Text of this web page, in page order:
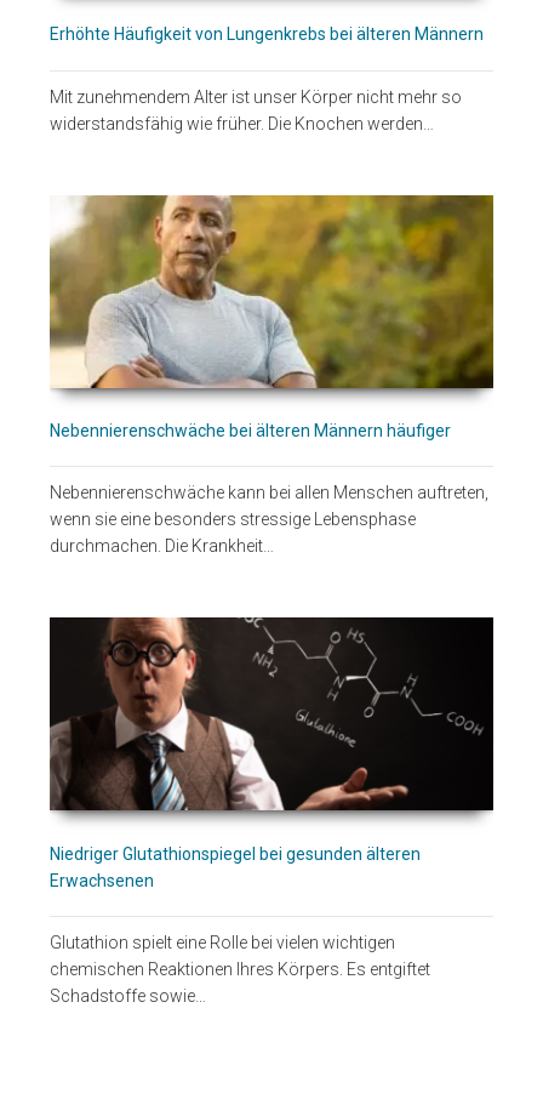
Erhöhte Häufigkeit von Lungenkrebs bei älteren Männern
Mit zunehmendem Alter ist unser Körper nicht mehr so
widerstandsfähig wie früher. Die Knochen werden…
Nebennierenschwäche bei älteren Männern häufiger
Nebennierenschwäche kann bei allen Menschen auftreten,
wenn sie eine besonders stressige Lebensphase
durchmachen. Die Krankheit…
Niedriger Glutathionspiegel bei gesunden älteren
Erwachsenen
Glutathion spielt eine Rolle bei vielen wichtigen
chemischen Reaktionen Ihres Körpers. Es entgiftet
Schadstoffe sowie…